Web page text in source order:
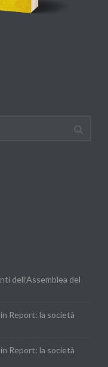
dell’Assemblea del
Report: la società
Report: la società